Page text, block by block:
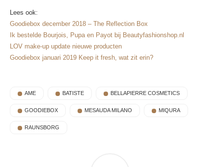
Lees ook:
Goodiebox december 2018 – The Reflection Box
Ik bestelde Bourjois, Pupa en Payot bij Beautyfashionshop.nl
LOV make-up update nieuwe producten
Goodiebox januari 2019 Keep it fresh, wat zit erin?
AME BATISTE BELLAPIERRE COSMETICS
GOODIEBOX MESAUDA MILANO MIQURA
RAUNSBORG